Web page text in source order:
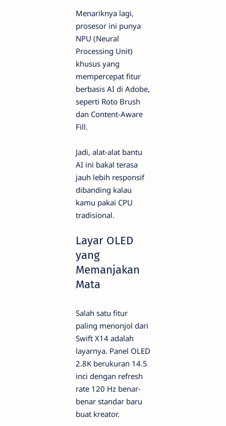
Menariknya lagi,
prosesor ini punya
NPU (Neural
Processing Unit)
khusus yang
mempercepat fitur
berbasis AI di Adobe,
seperti Roto Brush
dan Content-Aware
Fill.
Jadi, alat-alat bantu
AI ini bakal terasa
jauh lebih responsif
dibanding kalau
kamu pakai CPU
tradisional.
Layar OLED
yang
Memanjakan
Mata
Salah satu fitur
paling menonjol dari
Swift X14 adalah
layarnya. Panel OLED
2.8K berukuran 14.5
inci dengan refresh
rate 120 Hz benar-
benar standar baru
buat kreator.